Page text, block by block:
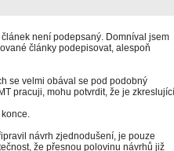
není podepsaný. Domníval jsem
články podepisovat, alespoň
se velmi obával se pod podobný
pracuji, mohu potvrdit, že je zkreslující
návrh zjednodušení, je pouze
že přesnou polovinu návrhů již